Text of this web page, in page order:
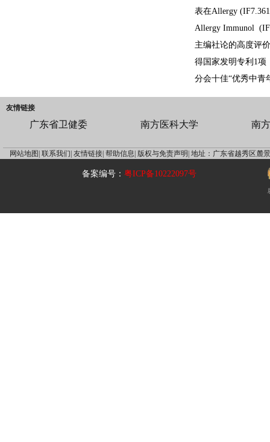
表在Allergy
Allergy Immunol
主编社论的高度评
得国家发明专利1项
分会十佳“优秀中青
友情链接
广东省卫健委 南方医科大学 南
网站地图| 联系我们| 友情链接| 帮助信息| 版权与免责声明| 地址：广东省越秀区麓
备案编号：粤ICP备10222097号